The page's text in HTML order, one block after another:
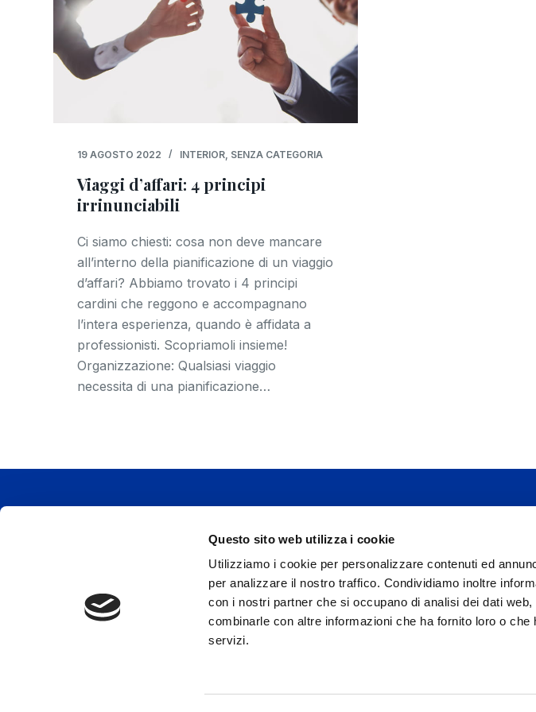
Questo sito web utilizza i cookie
Utilizziamo i cookie per personalizzare contenuti ed
per analizzare il nostro traffico. Condividiamo inoltre
con i nostri partner che si occupano di analisi dei dati
combinarle con altre informazioni che ha fornito loro o
servizi.
19 AGOSTO 2022 INTERIOR, SENZA CATEGORIA
Viaggi d’affari: 4 principi
irrinunciabili
Ci siamo chiesti: cosa non deve mancare
all’interno della pianificazione di un viaggio
d’affari? Abbiamo trovato i 4 principi
cardini che reggono e accompagnano
l’intera esperienza, quando è affidata a
professionisti. Scopriamoli insieme!
Organizzazione: Qualsiasi viaggio
necessita di una pianificazione…
Viaggi d'affari: prenotazione Hotel
Viaggi Aziendali: prenotazione treni
Trasferta di lavoro con aereo
Servizi di
Chi siamo